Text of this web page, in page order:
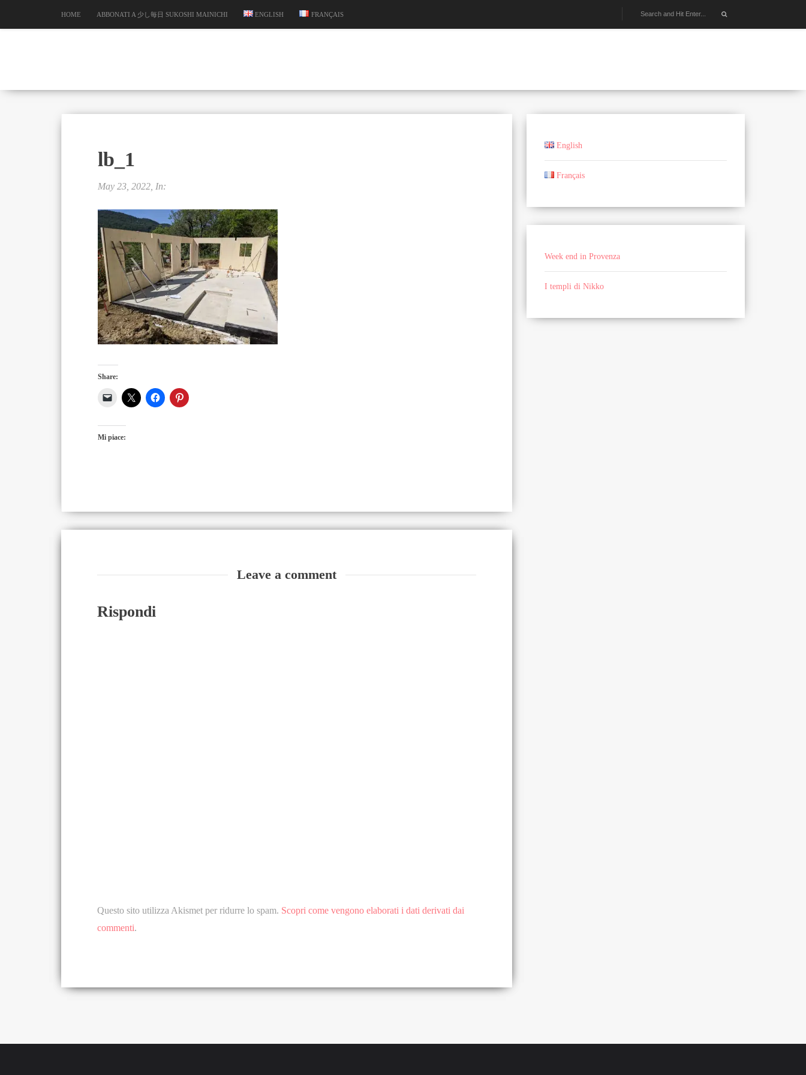
HOME ABBONATI A 少し毎日 SUKOSHI MAINICHI ENGLISH FRANÇAIS
lb_1
May 23, 2022, In:
Share:
Mi piace:
Leave a comment
Rispondi
Questo sito utilizza Akismet per ridurre lo spam. Scopri come vengono elaborati i dati derivati dai
commenti.
English
Français
Week end in Provenza
I templi di Nikko